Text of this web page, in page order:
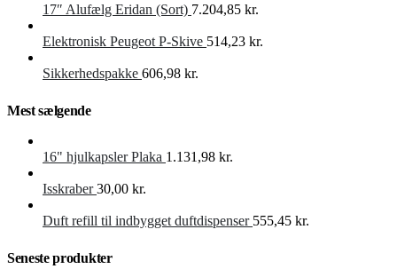
17″ Alufælg Eridan (Sort) 7.204,85 kr.
Elektronisk Peugeot P-Skive 514,23 kr.
Sikkerhedspakke 606,98 kr.
Mest sælgende
16" hjulkapsler Plaka 1.131,98 kr.
Isskraber 30,00 kr.
Duft refill til indbygget duftdispenser 555,45 kr.
Seneste produkter